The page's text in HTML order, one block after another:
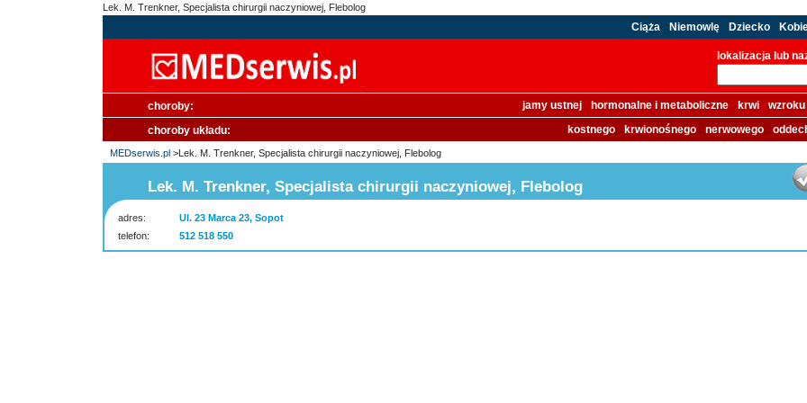
Lek. M. Trenkner, Specjalista chirurgii naczyniowej, Flebolog
Ciąża Niemowlę Dziecko
lokalizacja lub
choroby: jamy ustnej hormonalne i metaboliczne krwi
wzroku
choroby układu:
kostnego krwionośnego nerwowego
MEDserwis.pl >Lek. M. Trenkner, Specjalista chirurgii naczyniowej, Flebolog
Lek. M. Trenkner, Specjalista chirurgii naczyniowej, Flebolog
adres:
Ul. 23 Marca 23, Sopot
telefon:
512 518 550